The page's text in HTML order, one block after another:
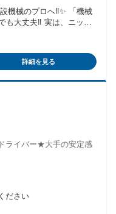
ヶ月あたり20時間） 固定
別途残業代を支給する
る通勤・皆勤・家族手当
8700円 全員に一律で支
途1分単位で支給します
支払いします。 💴賞
機械のプロへ‼️✨ 「機械
も大丈夫‼️ 実は、ニッケ
っかり教えるので、安
っと興味がある！ ✅ 仲
てはま
ン・リース独自の教育
がら 「できた😊」を少
ことは、いつでも聞い
の対応。 翌日以降の機
店多数。車通勤OK・駐
／ 入庫点検・整備
詳細を見る
ライバー★大手の安定感
ださい